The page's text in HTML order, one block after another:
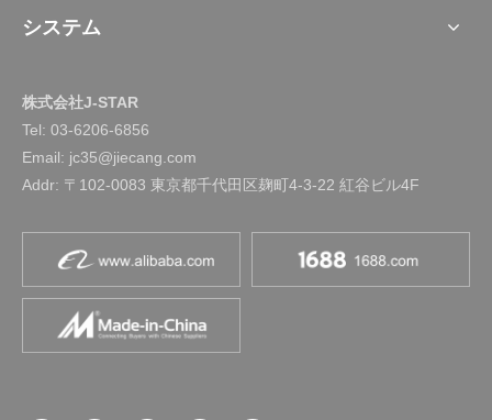
システム
株式会社J-STAR
Tel: 03-6206-6856
Email: jc35@jiecang.com
Addr: 〒102-0083 東京都千代田区麹町4-3-22 紅谷ビル4F